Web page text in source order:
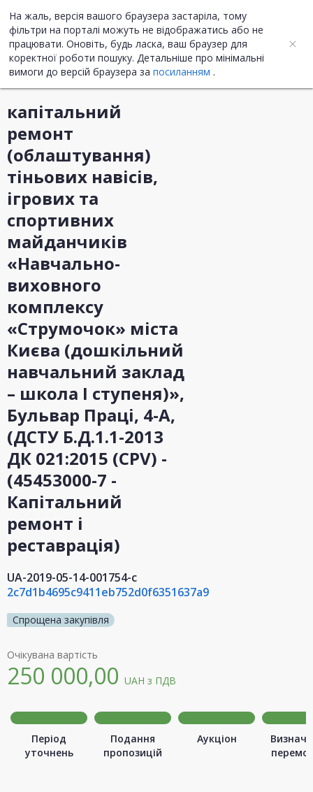
На жаль, версія вашого браузера застаріла, тому
фільтри на порталі можуть не відображатись або не
працювати. Оновіть, будь ласка, ваш браузер для
коректної роботи пошуку. Детальніше про мінімальні
вимоги до версій браузера за посиланням .
UA ENG
Інформація про закупівлю
капітальний
ремонт
(облаштування)
тіньових навісів,
ігрових та
спортивних
майданчиків
«Навчально-
виховного
комплексу
«Струмочок» міста
Києва (дошкільний
навчальний заклад
– школа І ступеня)»,
Бульвар Праці, 4-А,
(ДСТУ Б.Д.1.1-2013
ДК 021:2015 (CPV) -
(45453000-7 -
Капітальний
ремонт і
реставрація)
UA-2019-05-14-001754-c
2c7d1b4695c9411eb752d0f6351637a9
Спрощена закупівля
Очікувана вартість
250 000,00 UAH з ПДВ
Період
уточнень
Подання
пропозицій
Аукціон